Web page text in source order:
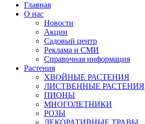
Главная
О нас
Новости
Акции
Садовый центр
Реклама и СМИ
Справочная информация
Растения
ХВОЙНЫЕ РАСТЕНИЯ
ЛИСТВЕННЫЕ РАСТЕНИЯ
ПИОНЫ
МНОГОЛЕТНИКИ
РОЗЫ
ДЕКОРАТИВНЫЕ ТРАВЫ